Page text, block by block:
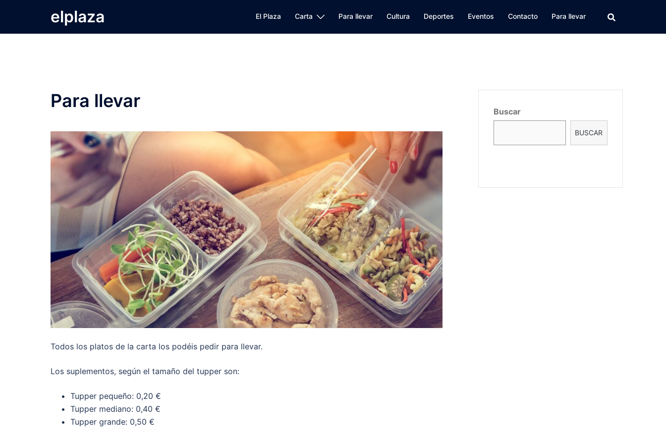
contenido
elplaza El Plaza Carta Para llevar Cultura Deportes Eventos Contacto Para llevar
Para llevar
Todos los platos de la carta los podéis pedir para llevar.
Los suplementos, según el tamaño del tupper son:
Tupper pequeño: 0,20 €
Tupper mediano: 0,40 €
Tupper grande: 0,50 €
Buscar
BUSCAR